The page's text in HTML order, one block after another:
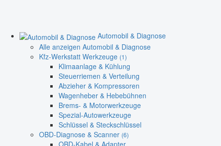
Automobil & Diagnose
Alle anzeigen Automobil & Diagnose
Kfz-Werkstatt Werkzeuge (1)
Klimaanlage & Kühlung
Steuerriemen & Verteilung
Abzieher & Kompressoren
Wagenheber & Hebebühnen
Brems- & Motorwerkzeuge
Spezial-Autowerkzeuge
Schlüssel & Steckschlüssel
OBD-Diagnose & Scanner (6)
OBD-Kabel & Adapter